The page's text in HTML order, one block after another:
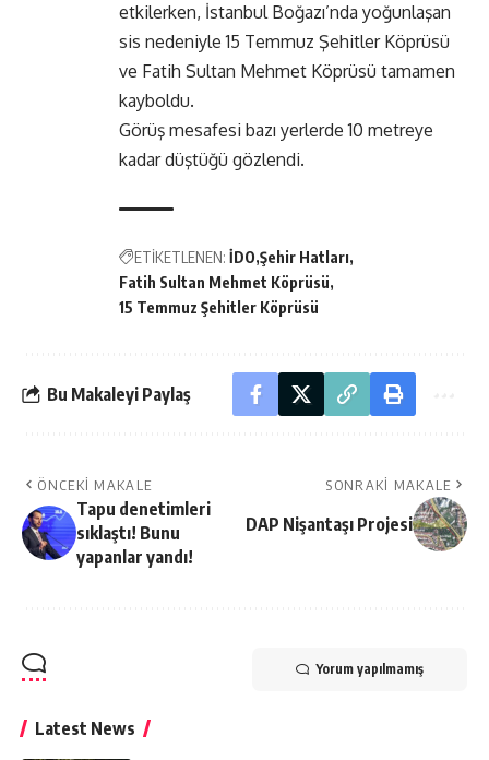
etkilerken, İstanbul Boğazı’nda yoğunlaşan
sis nedeniyle 15 Temmuz Şehitler Köprüsü
ve Fatih Sultan Mehmet Köprüsü tamamen
kayboldu.
Görüş mesafesi bazı yerlerde 10 metreye
kadar düştüğü gözlendi.
ETİKETLENEN: İDO Şehir Hatları
Fatih Sultan Mehmet Köprüsü
15 Temmuz Şehitler Köprüsü
Bu Makaleyi Paylaş
ÖNCEKI MAKALE
Tapu denetimleri
sıklaştı! Bunu
yapanlar yandı!
SONRAKI MAKALE
DAP Nişantaşı Projesi
Yorum yapılmamış
Latest News